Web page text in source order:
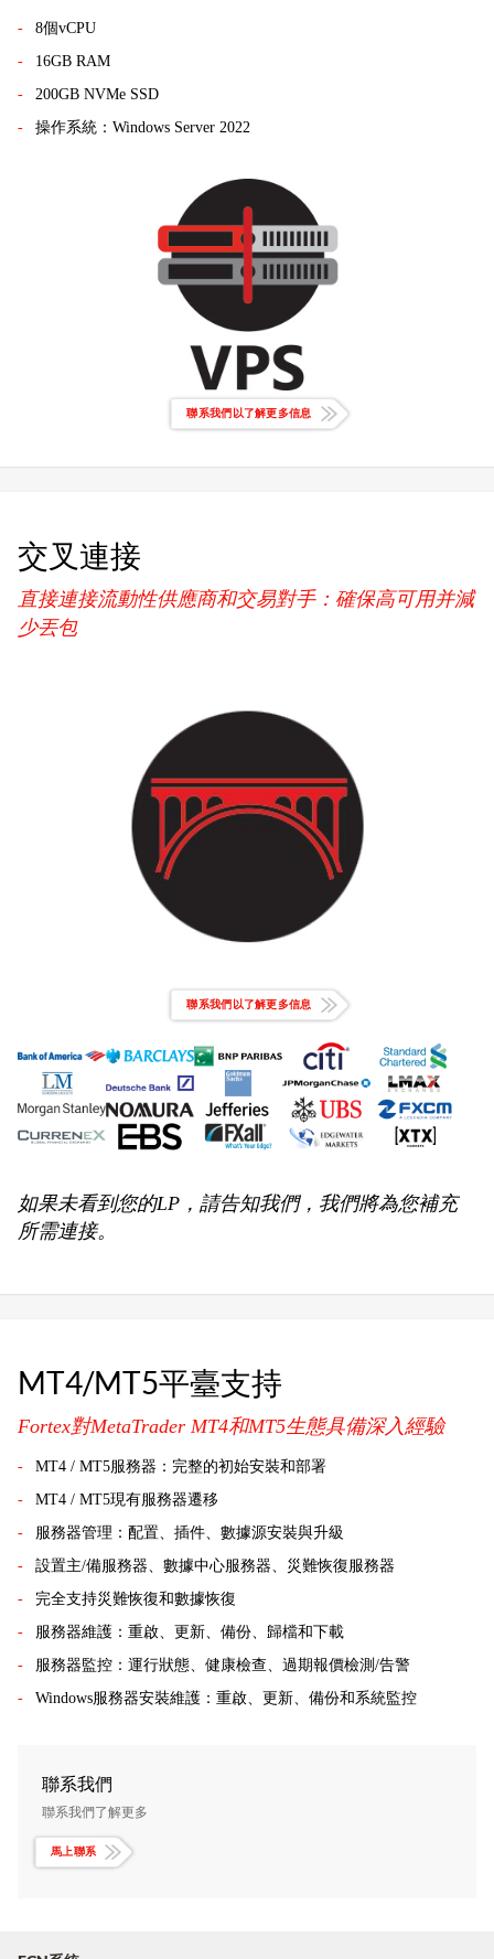
8個vCPU
16GB RAM
200GB NVMe SSD
操作系統：Windows Server 2022
聯系我們以了解更多信息
交叉連接
直接連接流動性供應商和交易對手：確保高可用并減
少丟包
聯系我們以了解更多信息
如果未看到您的LP，請告知我們，我們將為您補充
所需連接。
MT4/MT5平臺支持
Fortex對MetaTrader MT4和MT5生態具備深入經驗
MT4 / MT5服務器：完整的初始安裝和部署
MT4 / MT5現有服務器遷移
服務器管理：配置、插件、數據源安裝與升級
設置主/備服務器、數據中心服務器、災難恢復服務器
完全支持災難恢復和數據恢復
服務器維護：重啟、更新、備份、歸檔和下載
服務器監控：運行狀態、健康檢查、過期報價檢測/告警
Windows服務器安裝維護：重啟、更新、備份和系統監控
聯系我們
聯系我們了解更多
馬上聯系